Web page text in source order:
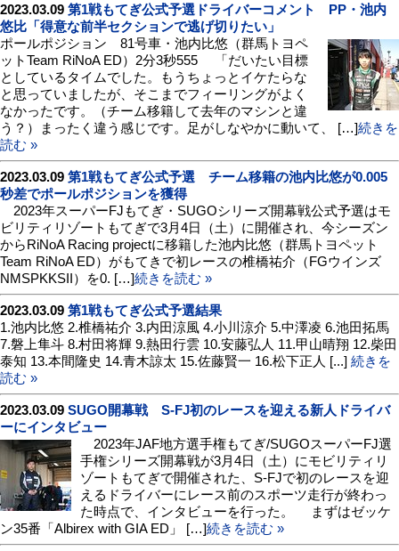
2023.03.09 第1戦もてぎ公式予選ドライバーコメント PP・池内
悠比「得意な前半セクションで逃げ切りたい」
ポールポジション 81号車・池内比悠（群馬トヨペ
ットTeam RiNoA ED）2分3秒555 「だいたい目標
としているタイムでした。もうちょっとイケたらな
と思っていましたが、そこまでフィーリングがよく
なかったです。（チーム移籍して去年のマシンと違
う？）まったく違う感じです。足がしなやかに動いて、 […]続きを
読む »
2023.03.09 第1戦もてぎ公式予選 チーム移籍の池内比悠が0.005
秒差でポールポジションを獲得
2023年スーパーFJもてぎ・SUGOシリーズ開幕戦公式予選はモ
ビリティリゾートもてぎで3月4日（土）に開催され、今シーズン
からRiNoA Racing projectに移籍した池内比悠（群馬トヨペット
Team RiNoA ED）がもてきで初レースの椎橋祐介（FGウインズ
NMSPKKSII）を0. […]続きを読む »
2023.03.09 第1戦もてぎ公式予選結果
1.池内比悠 2.椎橋祐介 3.内田涼風 4.小川涼介 5.中澤凌 6.池田拓馬
7.磐上隼斗 8.村田将輝 9.熱田行雲 10.安藤弘人 11.甲山晴翔 12.柴田
泰知 13.本間隆史 14.青木諒太 15.佐藤賢一 16.松下正人 [...] 続きを
読む »
2023.03.09 SUGO開幕戦 S-FJ初のレースを迎える新人ドライバ
ーにインタビュー
2023年JAF地方選手権もてぎ/SUGOスーパーFJ選
手権シリーズ開幕戦が3月4日（土）にモビリティリ
ゾートもてぎで開催された、S-FJで初のレースを迎
えるドライバーにレース前のスポーツ走行が終わっ
た時点で、インタビューを行った。 まずはゼッケ
ン35番「Albirex with GIA ED」 […]続きを読む »